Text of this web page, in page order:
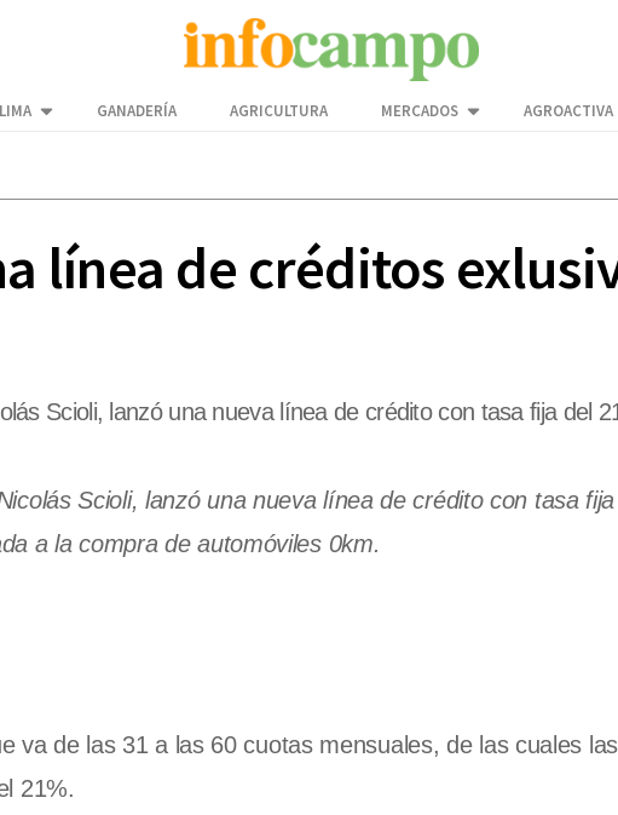
GANADERÍA AGRICULTURA MERCADOS AGROACTIVA
línea de créditos
Scioli, lanzó una nueva línea de crédito con tasa fija del
Scioli, lanzó una nueva línea de crédito con tasa
a la compra de automóviles 0km.
va de las 31 a las 60 cuotas mensuales, de las cuales
21%.